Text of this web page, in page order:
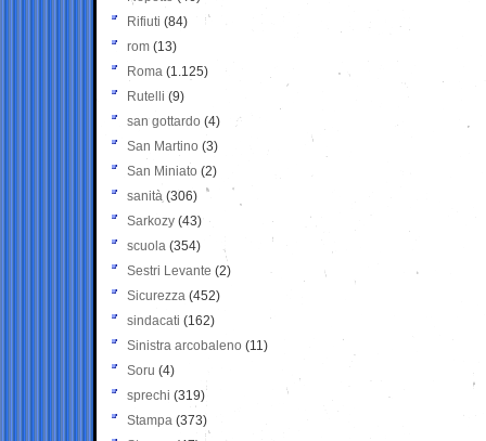
Rifiuti (84)
rom (13)
Roma (1.125)
Rutelli (9)
san gottardo (4)
San Martino (3)
San Miniato (2)
sanità (306)
Sarkozy (43)
scuola (354)
Sestri Levante (2)
Sicurezza (452)
sindacati (162)
Sinistra arcobaleno (11)
Soru (4)
sprechi (319)
Stampa (373)